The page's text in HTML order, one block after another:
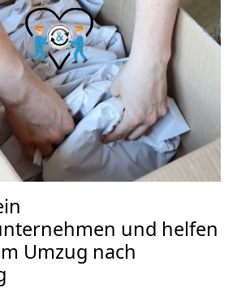
und helfen
Umzug nach